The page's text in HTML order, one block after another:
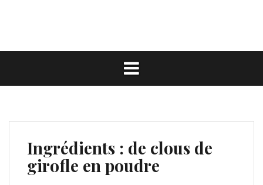
Ingrédients : de clous de
girofle en poudre